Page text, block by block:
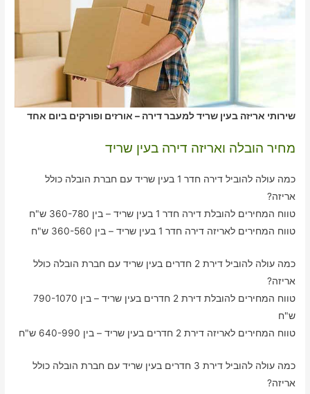
שירותי אריזה בעין שריד למעבר דירה – אורזים ופורקים ביום אחד
מחיר הובלה ואריזה דירה בעין שריד
כמה עולה להוביל דירה חדר 1 בעין שריד עם חברת הובלה כולל
אריזה?
טווח המחירים להובלת דירה חדר 1 בעין שריד – בין 360-780 ש"ח
טווח המחירים לאריזה דירה חדר 1 בעין שריד – בין 360-560 ש"ח
כמה עולה להוביל דירת 2 חדרים בעין שריד עם חברת הובלה כולל
אריזה?
טווח המחירים להובלת דירת 2 חדרים בעין שריד – בין 790-1070
ש"ח
טווח המחירים לאריזה דירת 2 חדרים בעין שריד – בין 640-990 ש"ח
כמה עולה להוביל דירת 3 חדרים בעין שריד עם חברת הובלה כולל
אריזה?